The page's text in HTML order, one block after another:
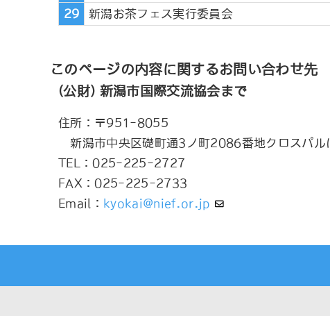
29 新潟お茶フェス実行委員会
このページの内容に関するお問い合わせ先
(公財) 新潟市国際交流協会まで
住所：〒951-8055
新潟市中央区礎町通3ノ町2086番地クロスパル
TEL：025-225-2727
FAX：025-225-2733
Email：
kyokai@nief.or.jp